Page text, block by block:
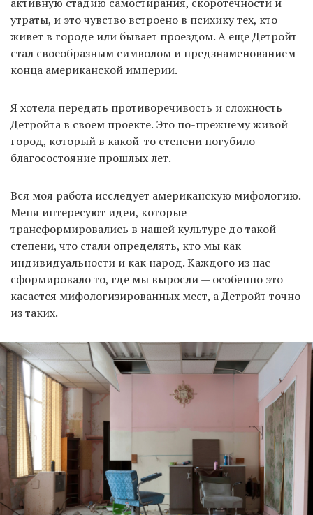
утраты, и это чувство встроено в психику тех, кто
живет в городе или бывает проездом. А еще Детройт
стал своеобразным символом и предзнаменованием
конца американской империи.
Я хотела передать противоречивость и сложность
Детройта в своем проекте. Это по-прежнему живой
город, который в какой-то степени погубило
благосостояние прошлых лет.
Вся моя работа исследует американскую мифологию.
Меня интересуют идеи, которые
трансформировались в нашей культуре до такой
степени, что стали определять, кто мы как
индивидуальности и как народ. Каждого из нас
сформировало то, где мы выросли — особенно это
касается мифологизированных мест, а Детройт точно
из таких.